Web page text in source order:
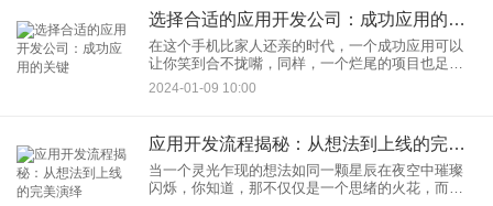
选择合适的应用开发公司：成功应用的关键
在这个手机比家人还亲的时代，一个成功应用可以
让你笑到合不拢嘴，同样，一个烂尾的项目也足够
让你哭到怀疑人生。所以，找到一家靠谱的应用开
发公司，简直就是打造成功应用的半壁江山！
2024-01-09 10:00
应用开发流程揭秘：从想法到上线的完美演绎
当一个灵光乍现的想法如同一颗星辰在夜空中璀璨
闪烁，你知道，那不仅仅是一个思绪的火花，而是